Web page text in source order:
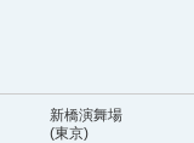
新橋演舞場
(東京)